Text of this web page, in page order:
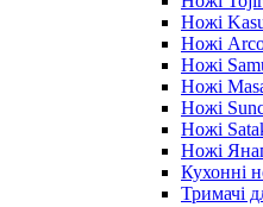
Ножі
Ножі
Ножі
Ножі
Ножі
Ножі
Ножі
Кухонні
Тримачі